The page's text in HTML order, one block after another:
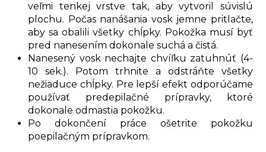
veľmi tenkej vrstve tak, aby vytvoril súvislú
plochu. Počas nanášania vosk jemne pritlačte,
aby sa obalili všetky chĺpky. Pokožka musí byť
pred nanesením dokonale suchá a čistá.
Nanesený vosk nechajte chvíľku zatuhnúť (4-
10 sek.). Potom trhnite a odstráňte všetky
nežiaduce chĺpky. Pre lepší efekt odporúčame
používať predepilačné prípravky, ktoré
dokonale odmastia pokožku.
Po dokončení práce ošetrite pokožku
poepilačným prípravkom.